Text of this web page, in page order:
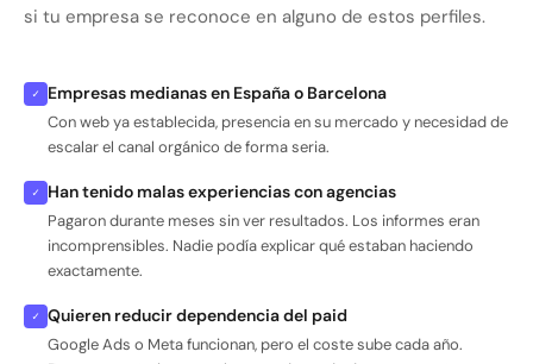
si tu empresa se reconoce en alguno de estos perfiles.
✓ Empresas medianas en España o Barcelona
Con web ya establecida, presencia en su mercado y necesidad de
escalar el canal orgánico de forma seria.
✓ Han tenido malas experiencias con agencias
Pagaron durante meses sin ver resultados. Los informes eran
incomprensibles. Nadie podía explicar qué estaban haciendo
exactamente.
✓ Quieren reducir dependencia del paid
Google Ads o Meta funcionan, pero el coste sube cada año.